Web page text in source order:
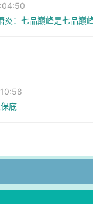
炎：七品巅峰是七品巅
底